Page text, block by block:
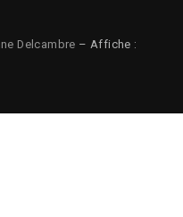
Delcambre – Affiche :